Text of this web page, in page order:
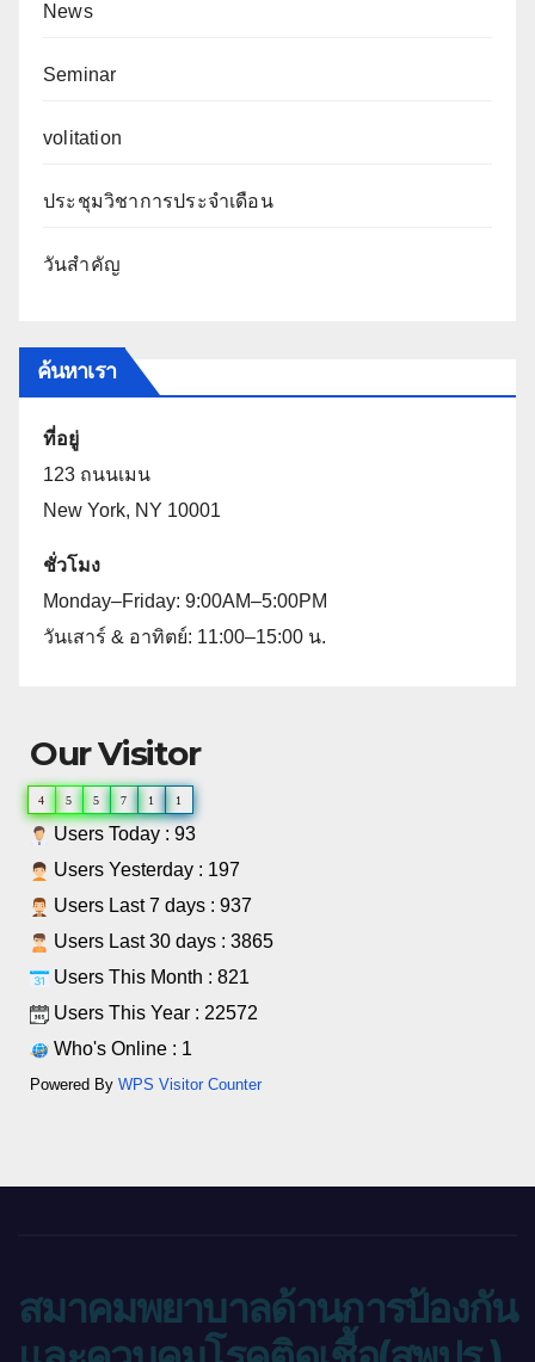
News
Seminar
volitation
ประชุมวิชาการประจำเดือน
วันสำคัญ
ค้นหาเรา
ที่อยู่
123 ถนนเมน
New York, NY 10001
ชั่วโมง
Monday–Friday: 9:00AM–5:00PM
วันเสาร์ & อาทิตย์: 11:00–15:00 น.
Our Visitor
4 5 5 7 1 1
Users Today : 93
Users Yesterday : 197
Users Last 7 days : 937
Users Last 30 days : 3865
Users This Month : 821
Users This Year : 22572
Who's Online : 1
Powered By WPS Visitor Counter
สมาคมพยาบาลด้านการป้องกัน